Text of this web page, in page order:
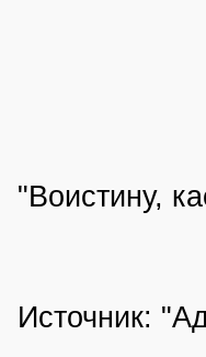
"Воистину,
Источник: